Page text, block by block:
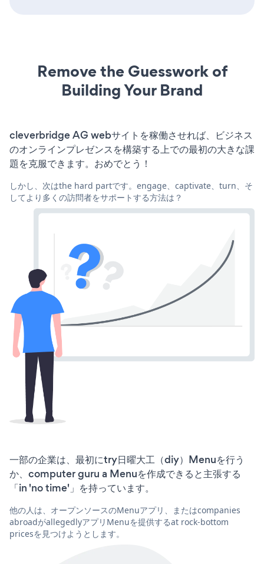
Remove the Guesswork of
Building Your Brand
cleverbridge AG webサイトを稼働させれば、ビジネス
のオンラインプレゼンスを構築する上での最初の大きな課
題を克服できます。おめでとう！
しかし、次はthe hard partです。engage、captivate、turn、そ
してより多くの訪問者をサポートする方法は？
一部の企業は、最初にtry日曜大工（diy）Menuを行う
か、computer guru a Menuを作成できると主張する
「in 'no time'」を持っています。
他の人は、オープンソースのMenuアプリ、またはcompanies
abroadがallegedlyアプリMenuを提供するat rock-bottom
pricesを見つけようとします。